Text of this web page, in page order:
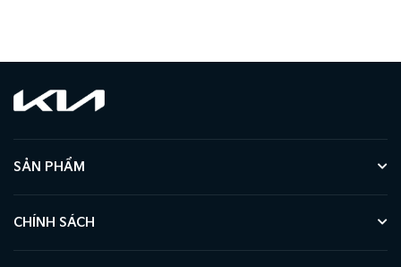
SẢN PHẨM
CHÍNH SÁCH